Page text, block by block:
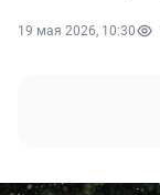
19 мая 2026, 10:30